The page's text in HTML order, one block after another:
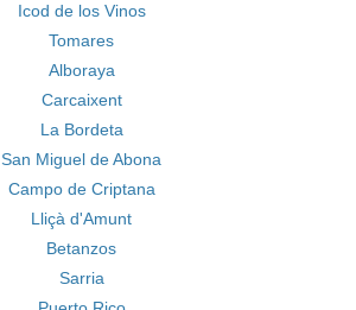
Icod de los Vinos
Tomares
Alboraya
Carcaixent
La Bordeta
San Miguel de Abona
Campo de Criptana
Lliçà d'Amunt
Betanzos
Sarria